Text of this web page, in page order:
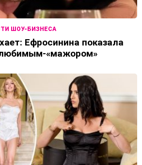
ШОУ-БИЗНЕСА
Ефросинина показала
«мажором»